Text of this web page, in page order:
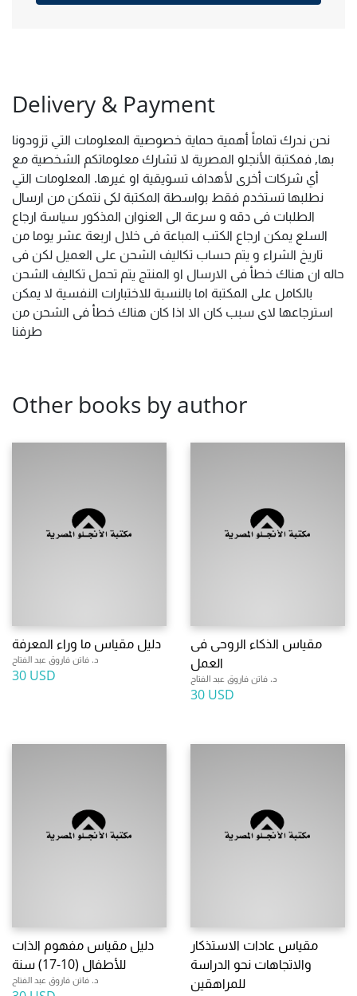
Delivery & Payment
نحن ندرك تماماً أهمية حماية خصوصية المعلومات التي تزودونا
بها, فمكتبة الأنجلو المصرية لا تشارك معلوماتكم الشخصية مع
أي شركات أخرى لأهداف تسويقية او غيرها. المعلومات التي
نطلبها تستخدم فقط بواسطة المكتبة لكى نتمكن من ارسال
الطلبات فى دقه و سرعة الى العنوان المذكور سياسة ارجاع
السلع يمكن ارجاع الكتب المباعة فى خلال اربعة عشر يوما من
تاريخ الشراء و يتم حساب تكاليف الشحن على العميل لكن فى
حاله ان هناك خطأ فى الارسال او المنتج يتم تحمل تكاليف الشحن
بالكامل على المكتبة اما بالنسبة للاختبارات النفسية لا يمكن
استرجاعها لاى سبب كان الا اذا كان هناك خطأ فى الشحن من
طرفنا
Other books by author
دليل مقياس ما وراء المعرفة
د. فاتن فاروق عبد الفتاح
30 USD
مقياس الذكاء الروحى فى
العمل
د. فاتن فاروق عبد الفتاح
30 USD
دليل مقياس مفهوم الذات
للأطفال (10-17) سنة
د. فاتن فاروق عبد الفتاح
مقياس عادات الاستذكار
والاتجاهات نحو الدراسة
للمراهقين